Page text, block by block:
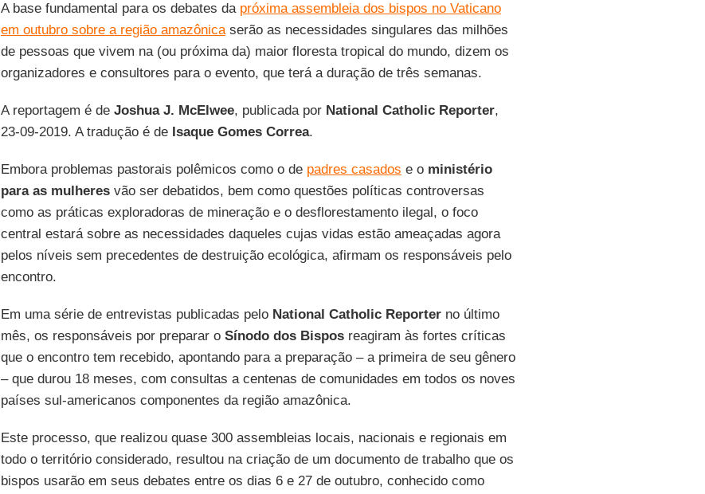
A base fundamental para os debates da próxima assembleia dos bispos no Vaticano
em outubro sobre a região amazônicaserão as necessidades singulares das milhões
de pessoas que vivem na (ou próxima da) maior floresta tropical do mundo, dizem os
organizadores e consultores para o evento, que terá a duração de três semanas.
A reportagem é deJoshua J. McElwee, publicada por National Catholic Reporter,
23-09-2019. A tradução é de Isaque Gomes Correa.
Embora problemas pastorais polêmicos como o de padres casados e o ministério
para as mulheresvão ser debatidos, bem como questões políticas controversas
como as práticas exploradoras de mineração e o desflorestamento ilegal, o foco
central estará sobre as necessidades daqueles cujas vidas estão ameaçadas agora
pelos níveis sem precedentes de destruição ecológica, afirmam os responsáveis pelo
encontro.
Em uma série de entrevistas publicadas pelo National Catholic Reporterno último
mês, os responsáveis por preparar o Sínodo dos Bisposreagiram às fortes críticas
que o encontro tem recebido, apontando para a preparação – a primeira de seu gênero
– que durou 18 meses, com consultas a centenas de comunidades em todos os noves
países sul-americanos componentes da região amazônica.
Este processo, que realizou quase 300 assembleias locais, nacionais e regionais em
todo o território considerado, resultou na criação de um documento de trabalho que os
bispos usarão em seus debates entre os dias 6 e 27 de outubro, conhecido como